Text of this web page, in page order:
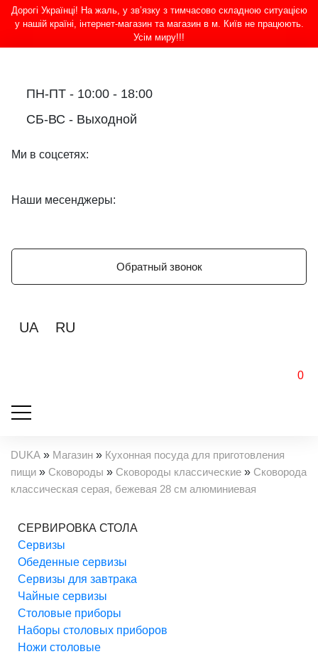
Дорогі Українці! На жаль, у зв’язку з тимчасово складною ситуацією
у нашій країні, інтернет-магазин та магазин в м. Київ не працюють.
Усім миру!!!
ПН-ПТ - 10:00 - 18:00
СБ-ВС - Выходной
Ми в соцсетях:
Наши месенджеры:
Обратный звонок
UA RU
0
DUKA » Магазин » Кухонная посуда для приготовления
пищи » Сковороды » Сковороды классические » Сковорода
классическая серая, бежевая 28 см алюминиевая
СЕРВИРОВКА СТОЛА
Cервизы
Обеденные сервизы
Сервизы для завтрака
Чайные сервизы
Столовые приборы
Наборы столовых приборов
Ножи столовые